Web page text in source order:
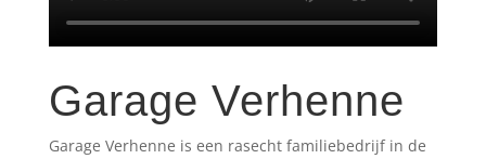
Garage Verhenne
Garage Verhenne is een rasecht familiebedrijf in de